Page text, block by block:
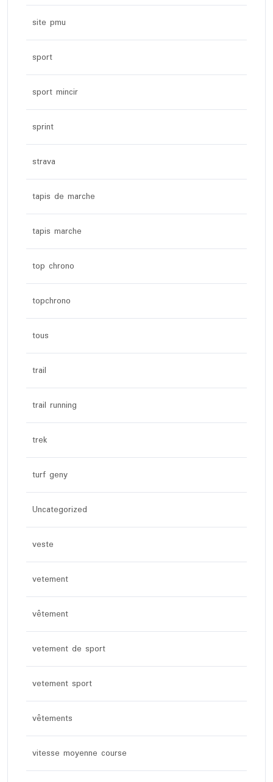
site pmu
sport
sport mincir
sprint
strava
tapis de marche
tapis marche
top chrono
topchrono
tous
trail
trail running
trek
turf geny
Uncategorized
veste
vetement
vêtement
vetement de sport
vetement sport
vêtements
vitesse moyenne course